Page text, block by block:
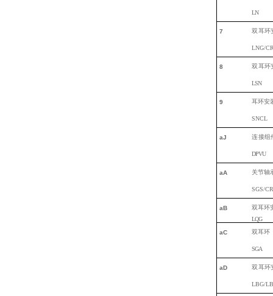
LN
7 双耳环
LNG/
8 双耳环
LSN
9 耳环安
SNCL
aJ 连接组
DPVU
aA 关节轴
SGS/
aB 双耳环
LQG
aC
双耳环
SGA
aD 双耳环
LBG/